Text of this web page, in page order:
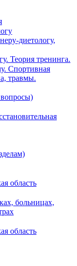
диетологу,
Теория тренинга.
Спортивная
травмы.
область
больницах,
область